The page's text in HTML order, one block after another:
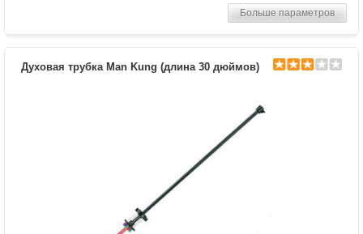
Больше параметров
Духовая трубка Man Kung (длина 30 дюймов)